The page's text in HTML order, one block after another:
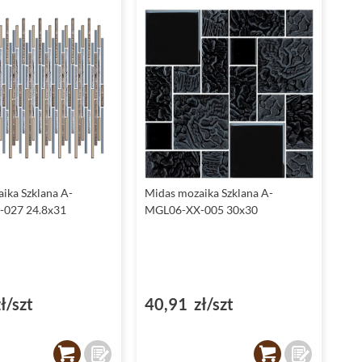
czystości, co jest istotną cechą zarówno w łazienkach, jak i
kuchniach.
Struktura płytki - kamień
Struktura kamienia nadaje płytkom z kolekcji Mozaika
Szklana od Midas wyjątkowego, naturalnego wyglądu. Każda
płytka, dzięki swej jednostkowej teksturze, przypomina
kawałek unikatowego kamienia, dzięki czemu wnętrze
nabiera szlachetnego i ekskluzywnego charakteru.
Płytki do łazienki od Midas z kolekcji Mozaika Szklana
Płytki Midas - funkcjonalność w kuchni
tylko piękno, ale także funkcjonalność. Odporność na
Szklana A-
027 24.8x31
szt
Midas mozaika Szklana A-
MGL06-XX-005 30x30
40,91 zł/szt